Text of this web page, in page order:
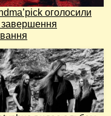
оголосили
завершення